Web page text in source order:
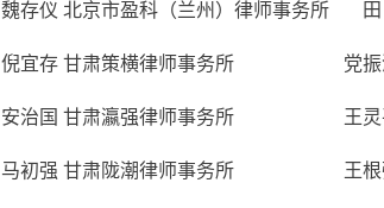
魏存仪 北京市盈科（兰州）律师事务所 田
倪宜存 甘肃策横律师事务所 党振清
安治国 甘肃瀛强律师事务所 王灵平
马初强 甘肃陇潮律师事务所 王根强